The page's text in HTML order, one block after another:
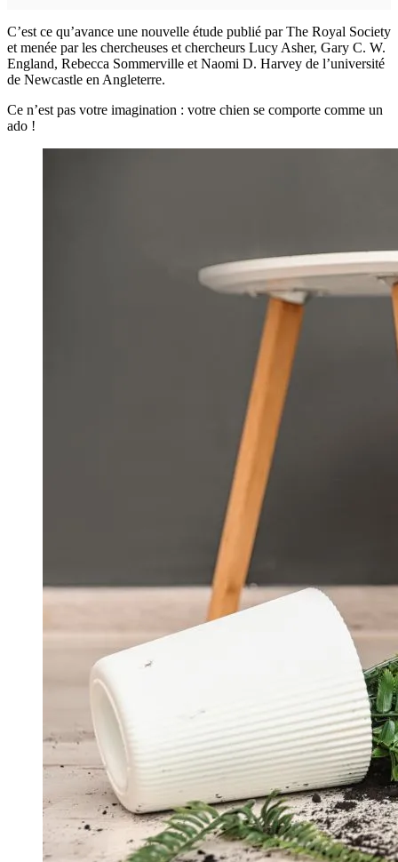
C’est ce qu’avance une nouvelle étude publié par The Royal Society
et menée par les chercheuses et chercheurs Lucy Asher, Gary C. W.
England, Rebecca Sommerville et Naomi D. Harvey de l’université
de Newcastle en Angleterre.
Ce n’est pas votre imagination : votre chien se comporte comme un
ado !